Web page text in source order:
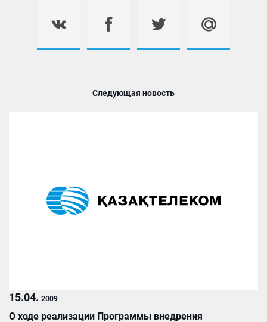
Следующая новость
15.04. 2009
О ходе реализации Программы внедрения